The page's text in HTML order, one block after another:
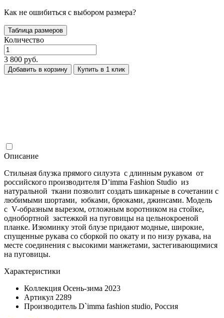
Как не ошибиться с выбором размера?
Таблица размеров
Количество
3 800 руб.
Добавить в корзину Купить в 1 клик
Описание
Стильная блузка прямого силуэта с длинным рукавом от
российского производителя D’imma Fashion Studio из
натуральной ткани позволит создать шикарные в сочетании с
любимыми шортами, юбками, брюками, джинсами. Модель
с V-образным вырезом, отложным воротником на стойке,
однобортной застежкой на пуговицы на цельнокроеной
планке. Изюминку этой блузе придают модные, широкие,
спущенные рукава со сборкой по окату и по низу рукава, на
месте соединения с высокими манжетами, застегивающимися
на пуговицы.
Характеристики
Коллекция Осень-зима 2023
Артикул 2289
Производитель D`imma fashion studio, Россия